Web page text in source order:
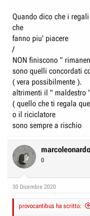
Quando dico che i regali
che
fanno piu' piacere
/
NON finiscono "
sono quelli concordati
( vera possibilmente ).
altrimenti il " maldestro "
( quello che ti regala
o il riciclatore
sono sempre a rischio
0
30 Dicembre 2020
provocantibus ha scritto: